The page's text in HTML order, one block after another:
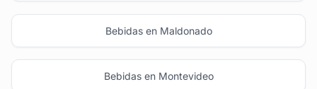
Bebidas en Maldonado
Bebidas en Montevideo